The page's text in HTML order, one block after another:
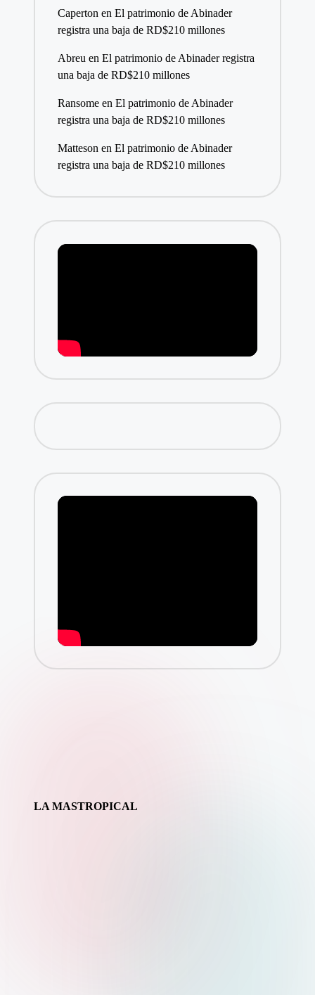
Capertonen El patrimonio de Abinader
registra una baja de RD$210 millones
Abreuen El patrimonio de Abinader registra
una baja de RD$210 millones
Ransomeen El patrimonio de Abinader
registra una baja de RD$210 millones
Mattesonen El patrimonio de Abinader
registra una baja de RD$210 millones
LA MASTROPICAL